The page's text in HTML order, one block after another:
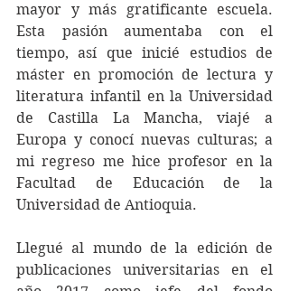
mayor y más gratificante escuela.
Esta pasión aumentaba con el
tiempo, así que inicié estudios de
máster en promoción de lectura y
literatura infantil en la Universidad
de Castilla La Mancha, viajé a
Europa y conocí nuevas culturas; a
mi regreso me hice profesor en la
Facultad de Educación de la
Universidad de Antioquia.
Llegué al mundo de la edición de
publicaciones universitarias en el